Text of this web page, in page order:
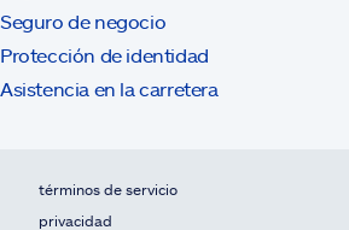
Seguro de negocio
Protección de identidad
Asistencia en la carretera
términos de servicio
privacidad